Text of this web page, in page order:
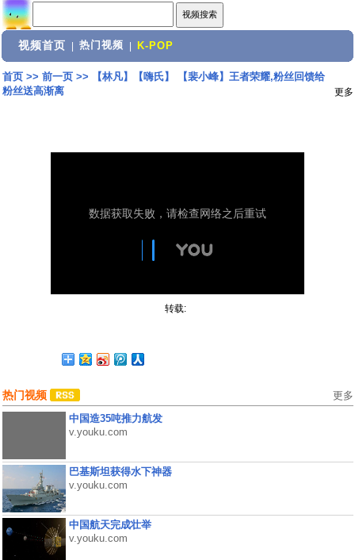
视频首页 热门视频 K-POP
首页>> 前一页>>
【林凡】【嗨氏】 【裴小峰】王者荣耀,粉丝回馈给
粉丝送高渐离
更多
转载:
热门视频 更多
中国造35吨推力航发
v.youku.com
巴基斯坦获得水下神器
v.youku.com
中国航天完成壮举
v.youku.com